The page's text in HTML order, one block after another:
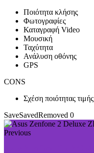
Ποιότητα κλήσης
Φωτογραφίες
Καταγραφή Video
Μουσική
Ταχύτητα
Ανάλυση οθόνης
GPS
CONS
Σχέση ποιότητας τιμής
SaveSavedRemoved 0
Previous